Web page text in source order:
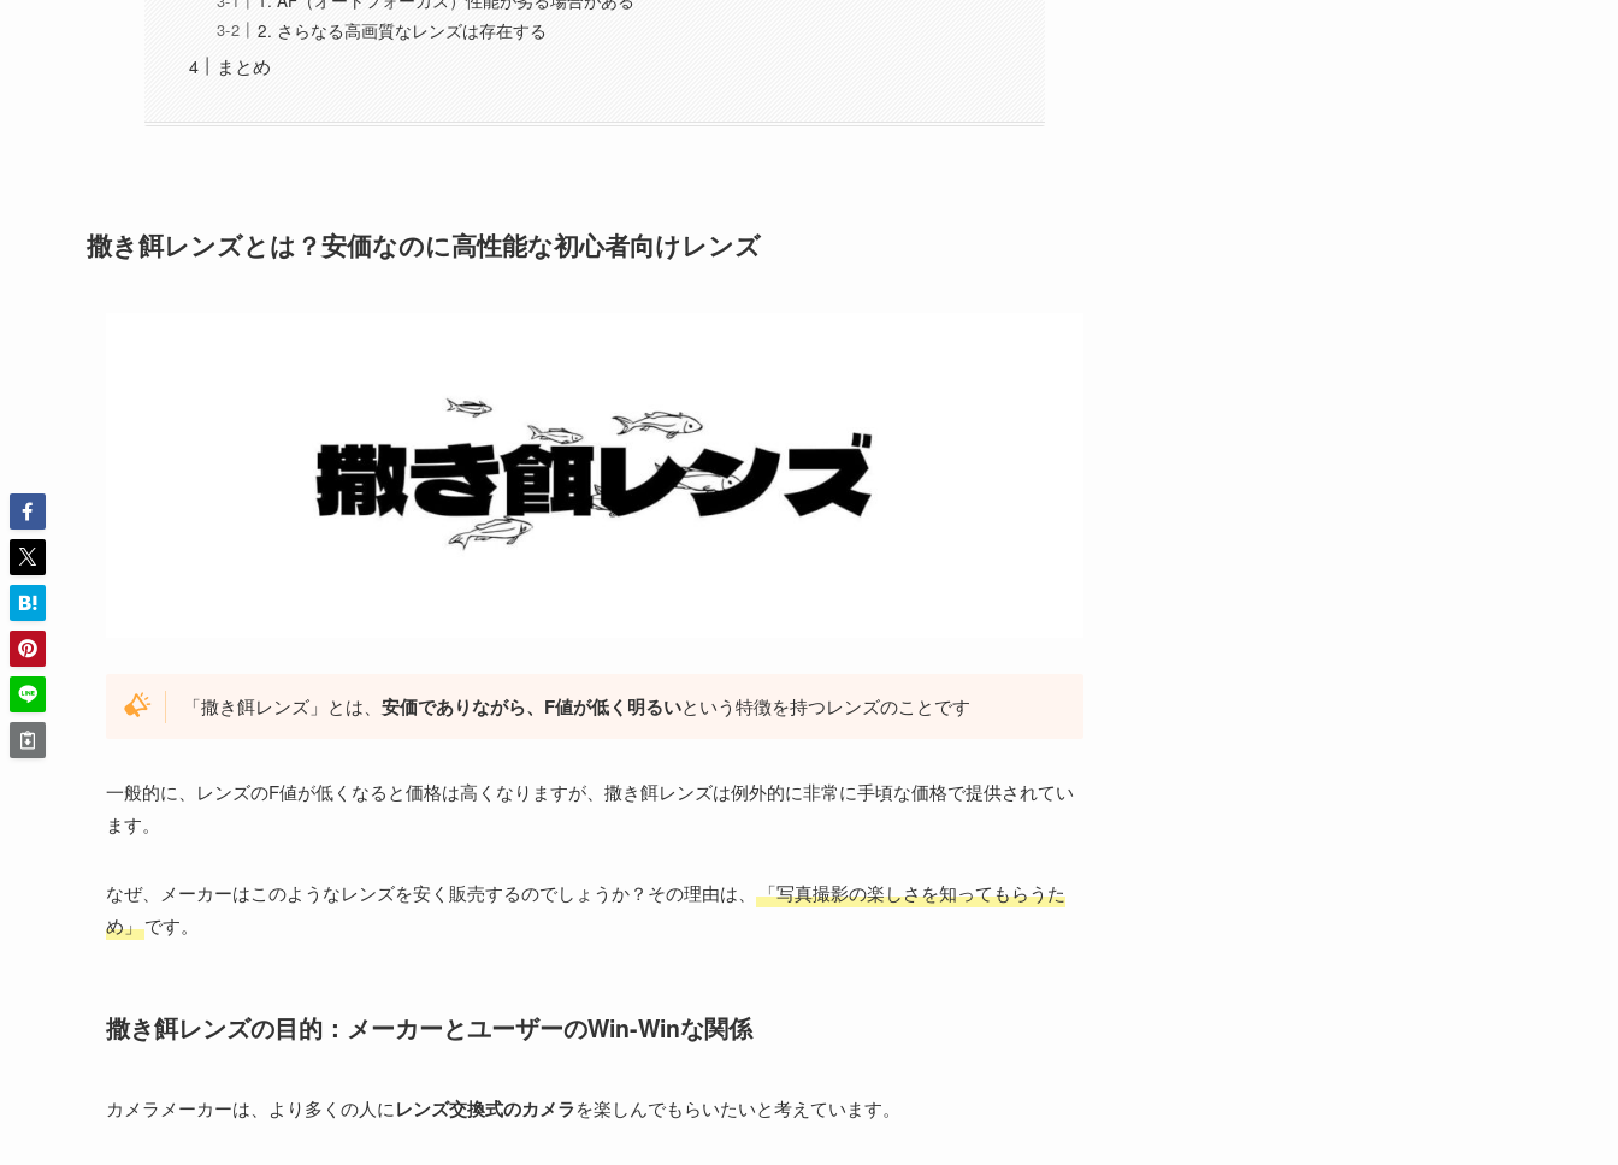
2. さらなる高画質なレンズは存在する
まとめ
撒き餌レンズとは？安価なのに高性能な初心者向けレンズ
「撒き餌レンズ」とは、 安価でありながら、F値が低く明るいという特徴を持つレンズのことです
一般的に、レンズのF値が低くなると価格は高くなりますが、撒き餌レンズは例外的に非常に手頃な価格で提供されてい
ます。
なぜ、メーカーはこのようなレンズを安く販売するのでしょうか？その理由は、 「写真撮影の楽しさを知ってもらうた
め」です。
撒き餌レンズの目的：メーカーとユーザーのWin-Winな関係
カメラメーカーは、より多くの人にレンズ交換式のカメラを楽しんでもらいたいと考えています。